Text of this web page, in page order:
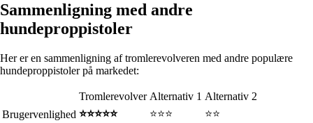
Sammenligning med andre
hundeproppistoler
Her er en sammenligning af tromlerevolveren med andre populære
hundeproppistoler på markedet:
Tromlerevolver Alternativ 1 Alternativ 2
Brugervenlighed ⭐⭐⭐⭐⭐ ⭐⭐⭐
⭐⭐